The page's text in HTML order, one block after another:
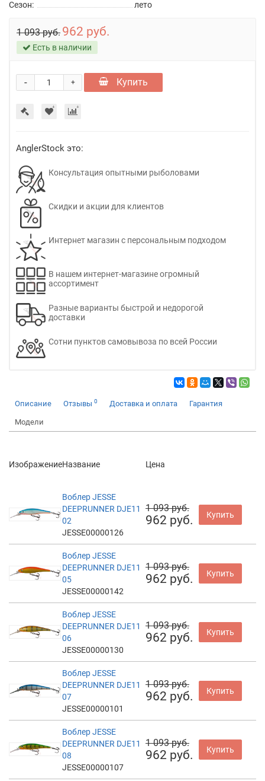
Сезон:
лето
1 093 руб. 962 руб.
Есть в наличии
+
- Купить
AnglerStock это:
Консультация опытными рыболовами
Скидки и акции для клиентов
Интернет магазин с персональным подходом
В нашем интернет-магазине огромный
ассортимент
Разные варианты быстрой и недорогой
доставки
Сотни пунктов самовывоза по всей России
Описание Отзывы 0 Доставка и оплата Гарантия
Модели
ИзображениеНазвание Цена
Воблер JESSE
DEEPRUNNER DJE11
02
JESSE00000126
1 093 руб.
962 руб. Купить
Воблер JESSE
DEEPRUNNER DJE11
05
JESSE00000142
1 093 руб.
962 руб. Купить
Воблер JESSE
DEEPRUNNER DJE11
06
JESSE00000130
1 093 руб.
962 руб. Купить
Воблер JESSE
DEEPRUNNER DJE11
07
JESSE00000101
1 093 руб.
962 руб. Купить
Воблер JESSE
DEEPRUNNER DJE11
08
JESSE00000107
1 093 руб.
962 руб. Купить